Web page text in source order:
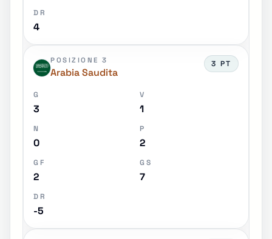
DR
4
POSIZIONE 3
Arabia Saudita
3 PT
G
3
V
1
N
0
P
2
GF
2
GS
7
DR
-5